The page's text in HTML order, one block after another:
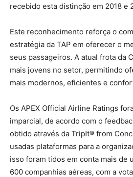
recebido esta distinção em 2018 e
Este reconhecimento reforça o
estratégia da TAP em oferecer o
seus passageiros. A atual frota da
mais jovens no setor, permitindo
mais modernos, eficientes e
Os APEX Official Airline Ratings
imparcial, de acordo com o
obtido através da TripIt® from
usadas plataformas para a
isso foram tidos em conta mais de
600 companhias aéreas, com a